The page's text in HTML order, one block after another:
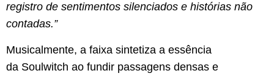
registro de sentimentos silenciados e histórias não
contadas.”
​Musicalmente, a faixa sintetiza a essência
da Soulwitch ao fundir passagens densas e